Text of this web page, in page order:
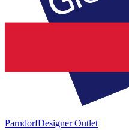
ParndorfDesigner Outlet